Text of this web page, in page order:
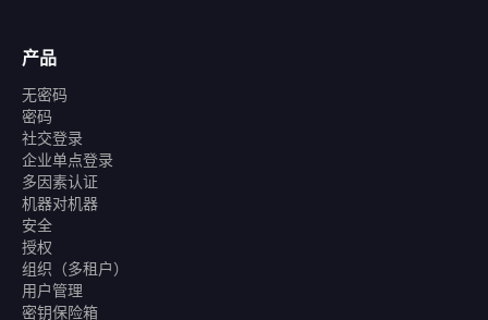
产品
无密码
密码
社交登录
企业单点登录
多因素认证
机器对机器
安全
授权
组织（多租户）
用户管理
密钥保险箱